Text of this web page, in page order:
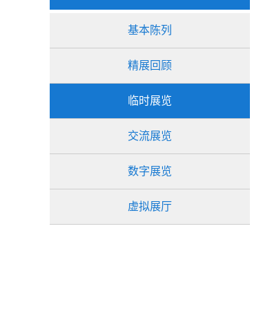
基本陈列
精展回顾
临时展览
交流展览
数字展览
虚拟展厅